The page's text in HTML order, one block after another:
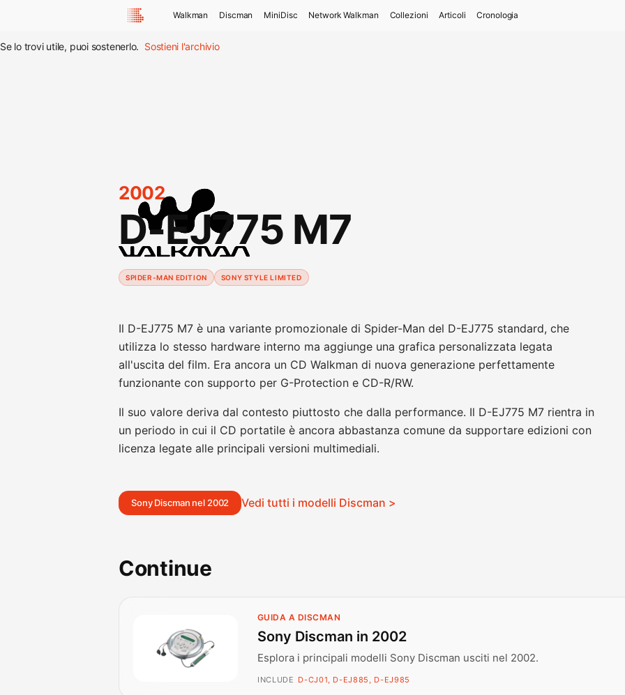
Walkman Discman MiniDisc Network Walkman Collezioni Articoli Cronologia
Se lo trovi utile, puoi sostenerlo. Sostieni l'archivio
2002
D-EJ775 M7
SPIDER-MAN EDITION SONY STYLE LIMITED
Il D-EJ775 M7 è una variante promozionale di Spider-Man del D-EJ775 standard, che
utilizza lo stesso hardware interno ma aggiunge una grafica personalizzata legata
all'uscita del film. Era ancora un CD Walkman di nuova generazione perfettamente
funzionante con supporto per G-Protection e CD-R/RW.
Il suo valore deriva dal contesto piuttosto che dalla performance. Il D-EJ775 M7 rientra in
un periodo in cui il CD portatile è ancora abbastanza comune da supportare edizioni con
licenza legate alle principali versioni multimediali.
Sony Discman nel 2002 Vedi tutti i modelli Discman >
Continue
GUIDA A DISCMAN
Sony Discman in 2002
Esplora i principali modelli Sony Discman usciti nel 2002.
INCLUDE D-CJ01, D-EJ885, D-EJ985